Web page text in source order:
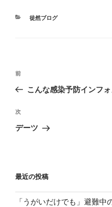
カ
徒然ブログ
投
ビ
ゲ
ン
前
の
稿
前
こんな感染予防インフォ
次
の
次
デーツ
最近の投稿
「うがいだけでも」避難